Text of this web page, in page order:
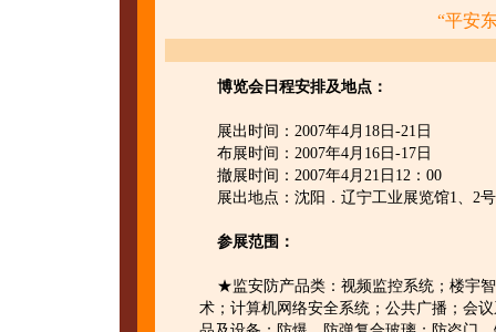
“平安
博览会日程安排及地点：
展出时间：2007年4月18日-21日
布展时间：2007年4月16日-17日
撤展时间：2007年4月21日12：00
展出地点：沈阳．辽宁工业展览馆1、2
参展范围：
★监安防产品类：视频监控系统；楼宇智
术；计算机网络安全系统；公共广播；会